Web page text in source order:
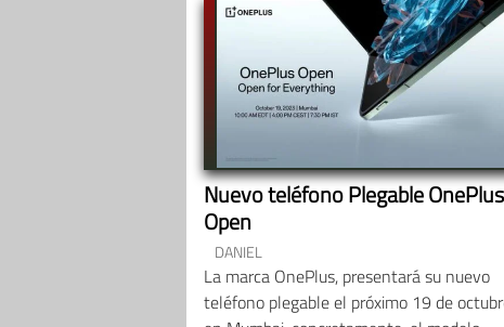
Nuevo teléfono Plegable OnePlus
Open
DANIEL
La marca OnePlus, presentará su nuevo
teléfono plegable el próximo 19 de